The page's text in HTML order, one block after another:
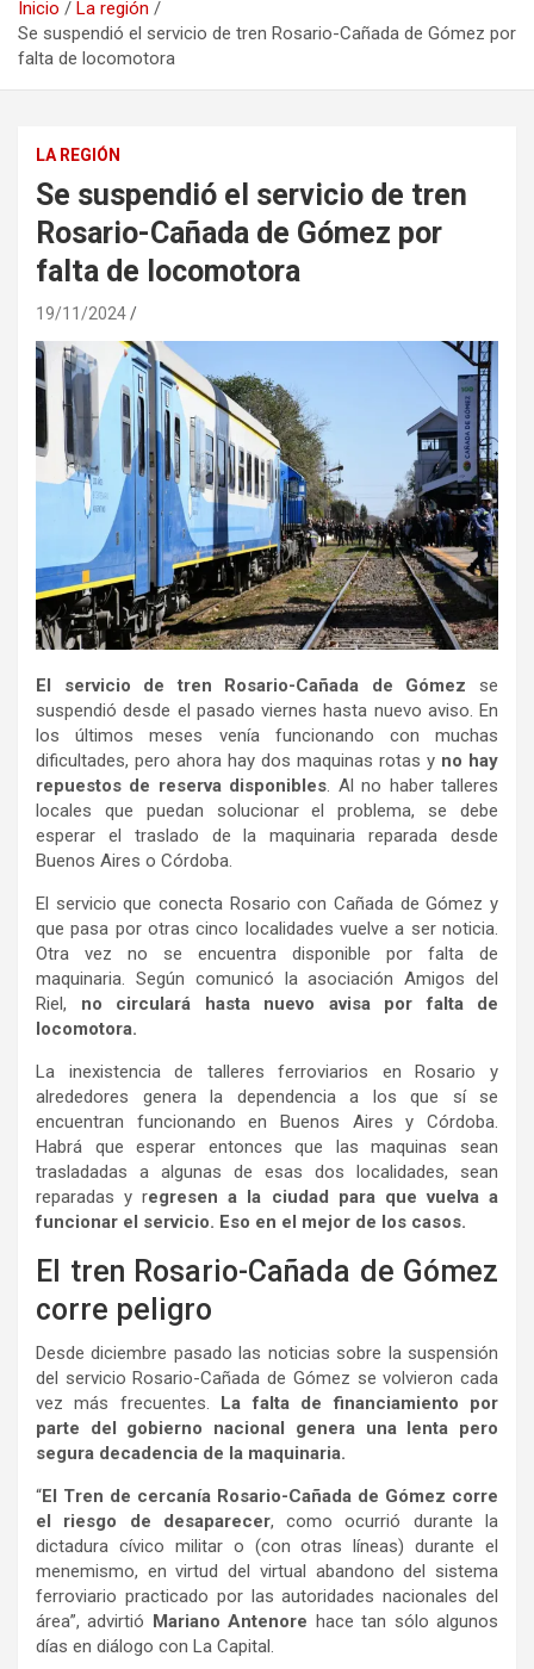
Inicio
La región
Se suspendió el servicio de tren Rosario-Cañada de Gómez por
falta de locomotora
LA REGIÓN
Se suspendió el servicio de tren
Rosario-Cañada de Gómez por
falta de locomotora
19/11/2024
El servicio de tren Rosario-Cañada de Gómez se
suspendió desde el pasado viernes hasta nuevo aviso. En
los últimos meses venía funcionando con muchas
dificultades, pero ahora hay dos maquinas rotas y no hay
repuestos de reserva disponibles. Al no haber talleres
locales que puedan solucionar el problema, se debe
esperar el traslado de la maquinaria reparada desde
Buenos Aires o Córdoba.
El servicio que conecta Rosario con Cañada de Gómez y
que pasa por otras cinco localidades vuelve a ser noticia.
Otra vez no se encuentra disponible por falta de
maquinaria. Según comunicó la asociación Amigos del
Riel, no circulará hasta nuevo avisa por falta de
locomotora.
La inexistencia de talleres ferroviarios en Rosario y
alrededores genera la dependencia a los que sí se
encuentran funcionando en Buenos Aires y Córdoba.
Habrá que esperar entonces que las maquinas sean
trasladadas a algunas de esas dos localidades, sean
reparadas y regresen a la ciudad para que vuelva a
funcionar el servicio. Eso en el mejor de los casos.
El tren Rosario-Cañada de Gómez
corre peligro
Desde diciembre pasado las noticias sobre la suspensión
del servicio Rosario-Cañada de Gómez se volvieron cada
vez más frecuentes. La falta de financiamiento por
parte del gobierno nacional genera una lenta pero
segura decadencia de la maquinaria.
“El Tren de cercanía Rosario-Cañada de Gómez corre
el riesgo de desaparecer, como ocurrió durante la
dictadura cívico militar o (con otras líneas) durante el
menemismo, en virtud del virtual abandono del sistema
ferroviario practicado por las autoridades nacionales del
área”, advirtió Mariano Antenore hace tan sólo algunos
días en diálogo con La Capital.